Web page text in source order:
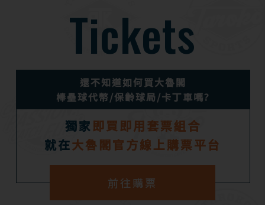
Tickets
還不知道如何買大魯閣
棒壘球代幣/保齡球局/卡丁車嗎?
獨家 即買即用套票組合
就在大魯閣官方線上購票平台
前往購票